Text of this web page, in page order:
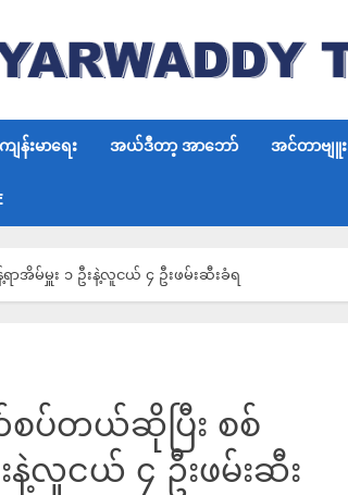
ကျန်းမာရေး အယ်ဒီတာ့ အာဘော် အင်တာဗျူး
အိမ်မှူး ၁ ဦးနဲ့လူငယ် ၄ ဦးဖမ်းဆီးခံရ
ပ်တယ်ဆိုပြီး စစ်
နဲ့လူငယ် ၄ ဦးဖမ်းဆီး